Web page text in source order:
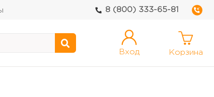
8 (800) 333-65-81
Вход Корзина